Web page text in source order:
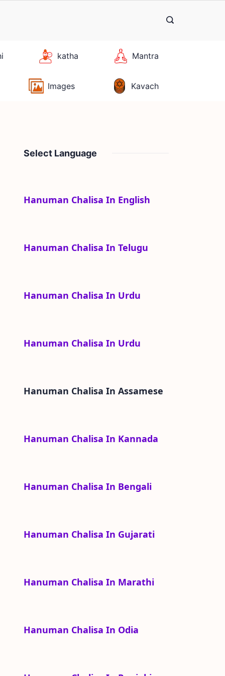
katha Mantra
Images Kavach
Select Language
Hanuman Chalisa In English
Hanuman Chalisa In Telugu
Hanuman Chalisa In Urdu
Hanuman Chalisa In Urdu
Hanuman Chalisa In Assamese
Hanuman Chalisa In Kannada
Hanuman Chalisa In Bengali
Hanuman Chalisa In Gujarati
Hanuman Chalisa In Marathi
Hanuman Chalisa In Odia